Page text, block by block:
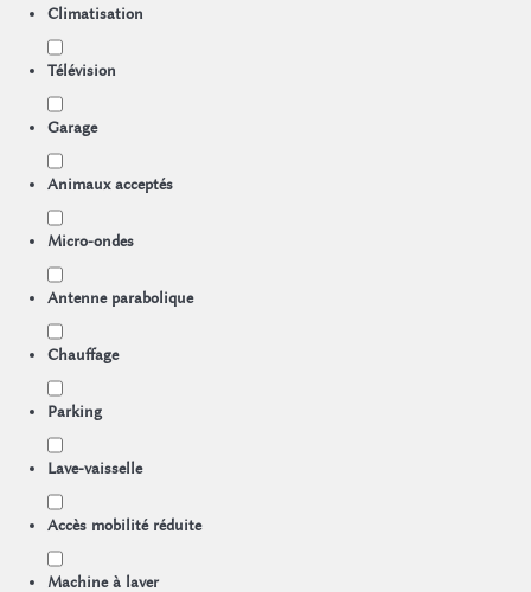
Climatisation
Télévision
Garage
Animaux acceptés
Micro-ondes
Antenne parabolique
Chauffage
Parking
Lave-vaisselle
Accès mobilité réduite
Machine à laver